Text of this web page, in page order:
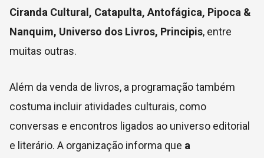
Ciranda Cultural, Catapulta, Antofágica, Pipoca &
Nanquim, Universo dos Livros, Principis, entre
muitas outras.
Além da venda de livros, a programação também
costuma incluir atividades culturais, como
conversas e encontros ligados ao universo editorial
e literário. A organização informa que a